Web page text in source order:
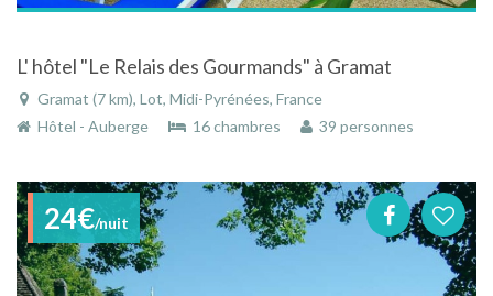
L' hôtel "Le Relais des Gourmands" à Gramat
Gramat (7 km), Lot, Midi-Pyrénées, France
Hôtel - Auberge
16 chambres 39 personnes
24€/nuit